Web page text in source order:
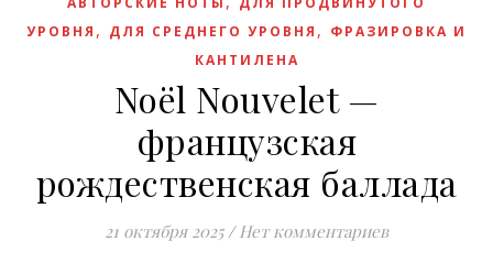
УРОВНЯ , ДЛЯ СРЕДНЕГО УРОВНЯ , ФРАЗИРОВКА И
КАНТИЛЕНА
Noël Nouvelet —
французская
рождественская баллада
21 октября 2025 / Нет комментариев